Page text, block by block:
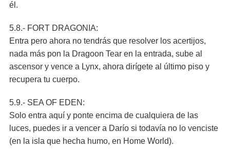
él.
5.8.- FORT DRAGONIA:
Entra pero ahora no tendrás que resolver los acertijos,
nada más pon la Dragoon Tear en la entrada, sube al
ascensor y vence a Lynx, ahora dirígete al último piso y
recupera tu cuerpo.
5.9.- SEA OF EDEN:
Solo entra aquí y ponte encima de cualquiera de las
luces, puedes ir a vencer a Darío si todavía no lo venciste
(en la isla que hecha humo, en Home World).